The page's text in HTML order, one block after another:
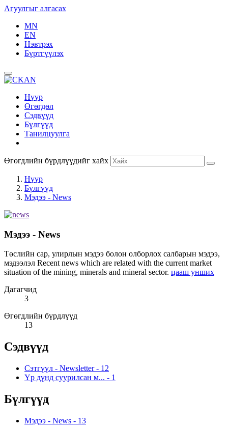
Агуулгыг алгасах
MN
EN
Нэвтрэх
Бүртгүүлэх
Нүүр
Өгөгдөл
Сэдвүүд
Бүлгүүд
Танилцуулга
Өгөгдлийн бүрдлүүдийг хайх
Нүүр
Бүлгүүд
Мэдээ - News
Мэдээ - News
Төслийн сар, улирлын мэдээ болон олборлох салбарын мэдээ,
мэдээлэл Recent news which are related with the current market
situation of the mining, minerals and mineral sector. цааш унших
Дагагчид
3
Өгөгдлийн бүрдлүүд
13
Сэдвүүд
Сэтгүүл - Newsletter - 12
Үр дүнд суурилсан м... - 1
Бүлгүүд
Мэдээ - News - 13